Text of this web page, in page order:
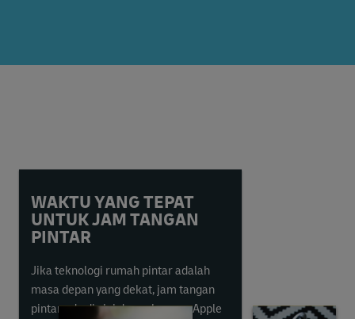
WAKTU YANG TEPAT
UNTUK JAM TANGAN
PINTAR
Jika teknologi rumah pintar adalah
masa depan yang dekat, jam tangan
pintar ada di sini dan sekarang. Apple